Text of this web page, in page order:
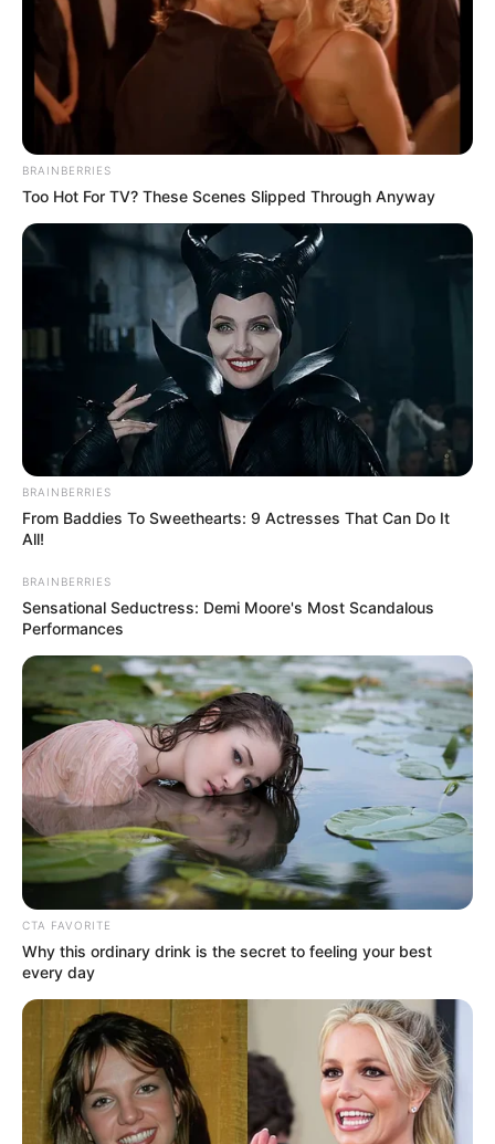
BRAINBERRIES
Too Hot For TV? These Scenes Slipped Through Anyway
BRAINBERRIES
From Baddies To Sweethearts: 9 Actresses That Can Do It
All!
BRAINBERRIES
Sensational Seductress: Demi Moore's Most Scandalous
Performances
CTA FAVORITE
Why this ordinary drink is the secret to feeling your best
every day